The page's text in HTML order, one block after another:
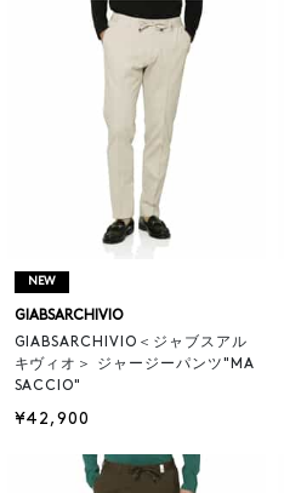
NEW
GIABSARCHIVIO
GIABSARCHIVIO＜ジャブスアル
キヴィオ＞ ジャージーパンツ"MA
SACCIO"
¥42,900